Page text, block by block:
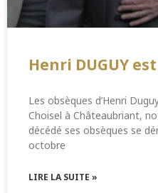
Henri DUGUY
Les obsèques d’Henri
Choisel à Châteaubriant,
décédé ses obsèques se
octobre
LIRE LA SUITE »